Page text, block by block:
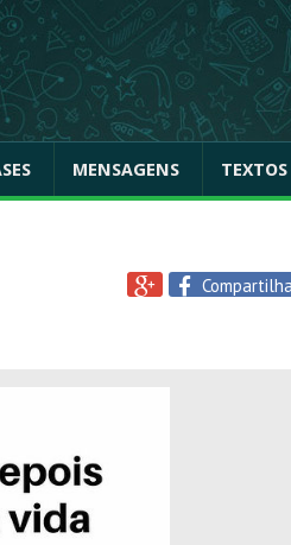
MENSAGENS